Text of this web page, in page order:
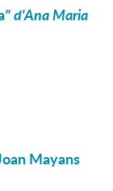
" d'Ana Maria
Mayans